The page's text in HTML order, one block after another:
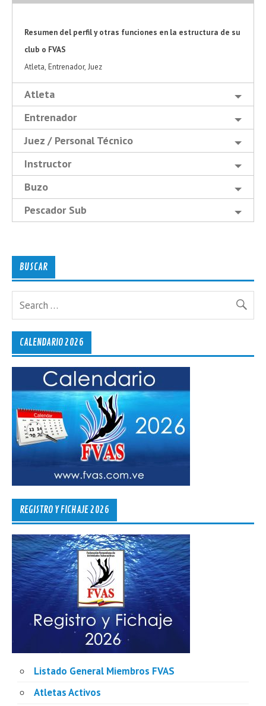
Resumen del perfil y otras funciones en la estructura de su
club o FVAS
Atleta, Entrenador, Juez
Atleta
Entrenador
Juez / Personal Técnico
Instructor
Buzo
Pescador Sub
BUSCAR
CALENDARIO 2026
REGISTRO Y FICHAJE 2026
Listado General Miembros FVAS
Atletas Activos